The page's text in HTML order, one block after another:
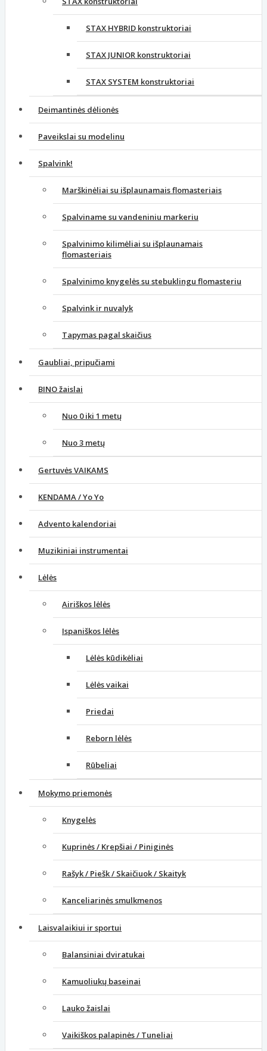
STAX HYBRID konstruktoriai
STAX JUNIOR konstruktoriai
STAX SYSTEM konstruktoriai
Deimantinės dėlionės
Paveikslai su modelinu
Spalvink!
Marškinėliai su išplaunamais flomasteriais
Spalviname su vandeniniu markeriu
Spalvinimo kilimėliai su išplaunamais
flomasteriais
Spalvinimo knygelės su stebuklingu flomasteriu
Spalvink ir nuvalyk
Tapymas pagal skaičius
Gaubliai, pripučiami
BINO žaislai
Nuo 0 iki 1 metų
Nuo 3 metų
Gertuvės VAIKAMS
KENDAMA / Yo Yo
Advento kalendoriai
Muzikiniai instrumentai
Lėlės
Airiškos lėlės
Ispaniškos lėlės
Lėlės kūdikėliai
Lėlės vaikai
Priedai
Reborn lėlės
Rūbeliai
Mokymo priemonės
Knygelės
Kuprinės / Krepšiai / Piniginės
Rašyk / Piešk / Skaičiuok / Skaityk
Kanceliarinės smulkmenos
Laisvalaikiui ir sportui
Balansiniai dviratukai
Kamuoliukų baseinai
Lauko žaislai
Vaikiškos palapinės / Tuneliai